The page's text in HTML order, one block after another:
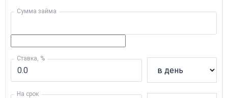
Сумма займа
Ставка, %
На срок